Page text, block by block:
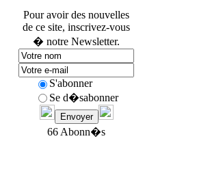
Pour avoir des nouvelles
de ce site, inscrivez-vous
� notre Newsletter.
S'abonner
Se d�sabonner
66 Abonn�s